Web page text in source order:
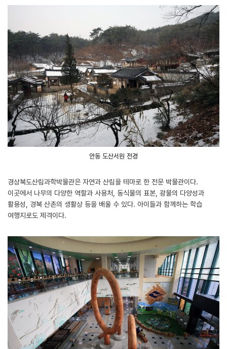
안동 도산서원 전경
경상북도산림과학박물관은 자연과 산림을 테마로 한 전문 박물관이다.
이곳에서 나무의 다양한 역할과 사용처, 동식물의 표본, 광물의 다양성과
활용성, 경북 산촌의 생활상 등을 배울 수 있다. 아이들과 함께하는 학습
여행지로도 제격이다.